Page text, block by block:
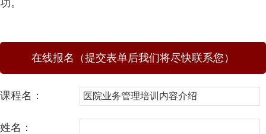
功。
在线报名（提交表单后我们将尽快联系您）
课程名：
姓名：